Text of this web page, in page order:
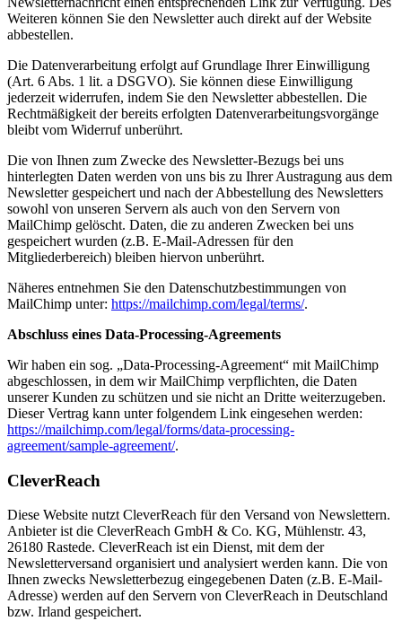
Weiteren können Sie den Newsletter auch direkt auf der Website
abbestellen.
Die Datenverarbeitung erfolgt auf Grundlage Ihrer Einwilligung
(Art. 6 Abs. 1 lit. a DSGVO). Sie können diese Einwilligung
jederzeit widerrufen, indem Sie den Newsletter abbestellen. Die
Rechtmäßigkeit der bereits erfolgten Datenverarbeitungsvorgänge
bleibt vom Widerruf unberührt.
Die von Ihnen zum Zwecke des Newsletter-Bezugs bei uns
hinterlegten Daten werden von uns bis zu Ihrer Austragung aus dem
Newsletter gespeichert und nach der Abbestellung des Newsletters
sowohl von unseren Servern als auch von den Servern von
MailChimp gelöscht. Daten, die zu anderen Zwecken bei uns
gespeichert wurden (z.B. E-Mail-Adressen für den
Mitgliederbereich) bleiben hiervon unberührt.
Näheres entnehmen Sie den Datenschutzbestimmungen von
MailChimp unter: https://mailchimp.com/legal/terms/.
Abschluss eines Data-Processing-Agreements
Wir haben ein sog. „Data-Processing-Agreement“ mit MailChimp
abgeschlossen, in dem wir MailChimp verpflichten, die Daten
unserer Kunden zu schützen und sie nicht an Dritte weiterzugeben.
Dieser Vertrag kann unter folgendem Link eingesehen werden:
https://mailchimp.com/legal/forms/data-processing-
agreement/sample-agreement/.
CleverReach
Diese Website nutzt CleverReach für den Versand von Newslettern.
Anbieter ist die CleverReach GmbH & Co. KG, Mühlenstr. 43,
26180 Rastede. CleverReach ist ein Dienst, mit dem der
Newsletterversand organisiert und analysiert werden kann. Die von
Ihnen zwecks Newsletterbezug eingegebenen Daten (z.B. E-Mail-
Adresse) werden auf den Servern von CleverReach in Deutschland
bzw. Irland gespeichert.